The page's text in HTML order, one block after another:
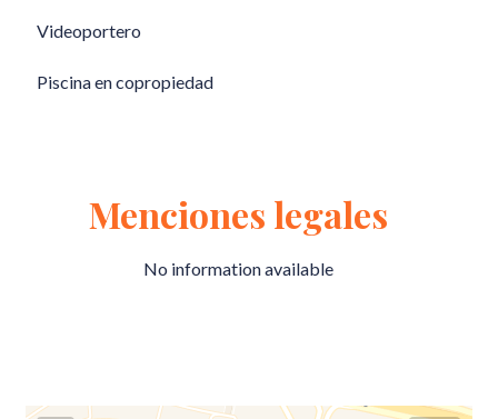
Videoportero
Piscina en copropiedad
Menciones legales
No information available